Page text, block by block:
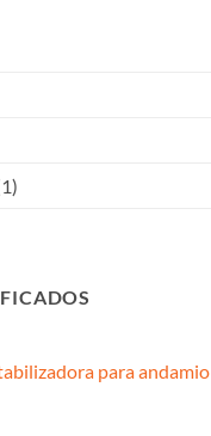
para andamio